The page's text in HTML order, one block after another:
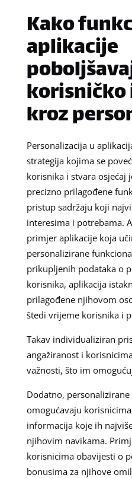
Kako
aplikacije
kroz
Personalizacija u
strategija kojima se
korisnika i stvara osjećaj
precizno prilagođene
pristup sadržaju koji
interesima i potrebama.
primjer aplikacije koja
personalizirane
prikupljenih podataka o
korisnika, aplikacija
prilagođene njihovom
štedi vrijeme korisnika i
Takav individualiziran
angažiranost i
važnosti, što im
Dodatno,
omogućavaju
informacija koje ih
njihovim navikama.
korisnicima obavijesti o
bonusima za njihove